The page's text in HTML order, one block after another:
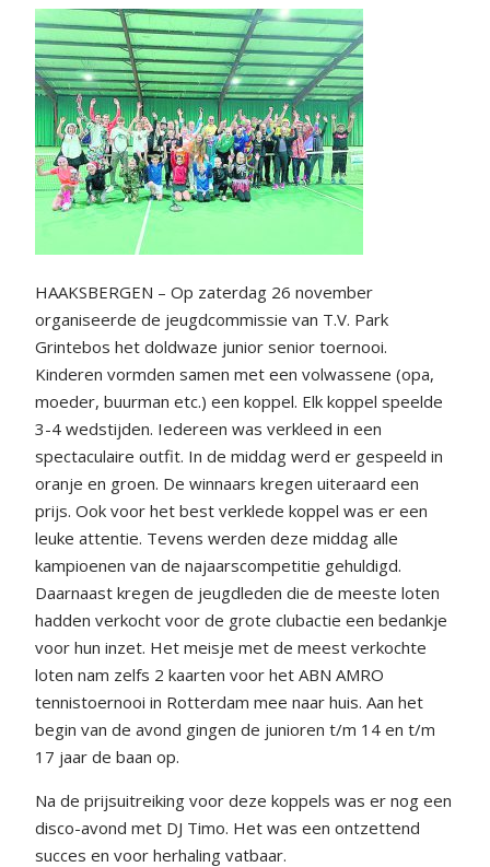
HAAKSBERGEN – Op zaterdag 26 november
organiseerde de jeugdcommissie van T.V. Park
Grintebos het doldwaze junior senior toernooi.
Kinderen vormden samen met een volwassene (opa,
moeder, buurman etc.) een koppel. Elk koppel speelde
3-4 wedstijden. Iedereen was verkleed in een
spectaculaire outfit. In de middag werd er gespeeld in
oranje en groen. De winnaars kregen uiteraard een
prijs. Ook voor het best verklede koppel was er een
leuke attentie. Tevens werden deze middag alle
kampioenen van de najaarscompetitie gehuldigd.
Daarnaast kregen de jeugdleden die de meeste loten
hadden verkocht voor de grote clubactie een bedankje
voor hun inzet. Het meisje met de meest verkochte
loten nam zelfs 2 kaarten voor het ABN AMRO
tennistoernooi in Rotterdam mee naar huis. Aan het
begin van de avond gingen de junioren t/m 14 en t/m
17 jaar de baan op.
Na de prijsuitreiking voor deze koppels was er nog een
disco-avond met DJ Timo. Het was een ontzettend
succes en voor herhaling vatbaar.